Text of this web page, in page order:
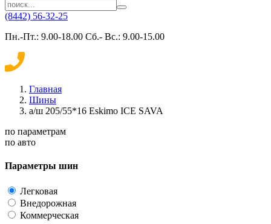
(8442) 56-32-25
Пн.-Пт.: 9.00-18.00 Сб.- Вс.: 9.00-15.00
Главная
Шины
а/ш 205/55*16 Eskimo ICE SAVA
по параметрам
по авто
Параметры шин
Легковая
Внедорожная
Коммерческая